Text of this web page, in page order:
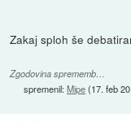
Zakaj sploh še
Zgodovina sprememb…
spremenil:Mipe(17. feb